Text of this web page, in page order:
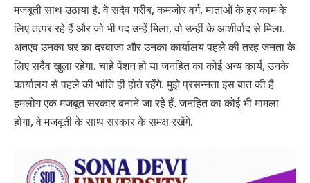
मजबूती साथ उठाया है. वे सदैव गरीब, कमजोर वर्ग, माताओं के हर काम के
लिए तत्पर रहे हैं और जो भी पद उन्हें मिला, वो उन्हीं के आशीर्वाद से मिला.
अतएव उनका घर का दरवाजा और उनका कार्यालय पहले की तरह जनता के
लिए सदैव खुला रहेगा. चाहे पेंशन हो या जनहित का कोई अन्य कार्य, उनके
कार्यालय से पहले की भांति ही होते रहेंगे. मुझे प्रसन्नता इस बात की है
हमलोग एक मजबूत सरकार बनाने जा रहे हैं. जनहित का कोई भी मामला
होगा, वे मजबूती के साथ सरकार के समक्ष रखेंगे.